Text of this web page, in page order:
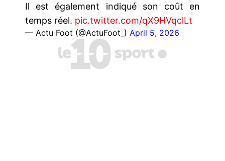
Il est également indiqué son coût en
temps réel. pic.twitter.com/qX9HVqclLt
— Actu Foot (@ActuFoot_) April 5, 2026